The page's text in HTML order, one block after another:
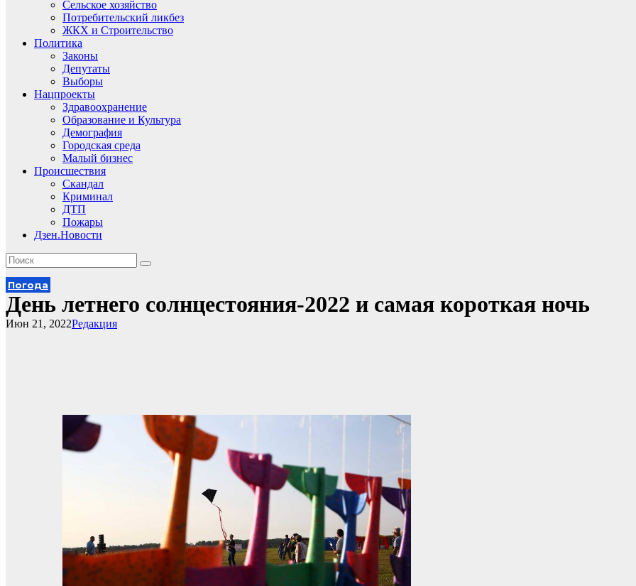
Сельское хозяйство
Потребительский ликбез
ЖКХ и Строительство
Политика
Законы
Депутаты
Выборы
Нацпроекты
Здравоохранение
Образование и Культура
Демография
Городская среда
Малый бизнес
Происшествия
Скандал
Криминал
ДТП
Пожары
Дзен.Новости
Погода
День летнего солнцестояния-2022 и самая короткая ночь
Редакция
Июн 21, 2022